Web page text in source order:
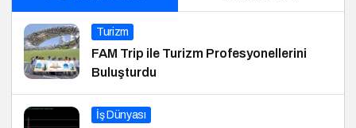
Turizm
FAM Trip ile Turizm Profesyonellerini
Buluşturdu
İş Dünyası